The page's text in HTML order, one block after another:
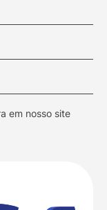
em nosso site